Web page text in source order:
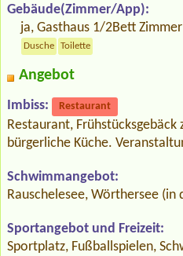
Gebäude(Zimmer/App):
ja, Gasthaus 1/2Bett Zimmer
Dusche Toilette
Angebot
Imbiss: Restaurant
Restaurant,
bürgerliche Küche.
Schwimmangebot:
Rauschelesee, Wörthersee (in
Sportangebot und Freizeit:
Sportplatz, Fußballspielen,